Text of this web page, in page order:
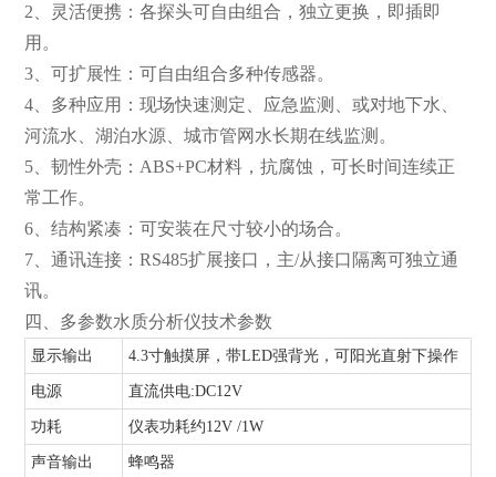
2、灵活便携：各探头可自由组合，独立更换，即插即
用。
3、可扩展性：可自由组合多种传感器。
4、多种应用：现场快速测定、应急监测、或对地下水、
河流水、湖泊水源、城市管网水长期在线监测。
5、韧性外壳：ABS+PC材料，抗腐蚀，可长时间连续正
常工作。
6、结构紧凑：可安装在尺寸较小的场合。
7、通讯连接：RS485扩展接口，主/从接口隔离可独立通
讯。
四、多参数水质分析仪技术参数
显示输出 4.3寸触摸屏，带LED强背光，可阳光直射下操作
电源 直流供电:DC12V
功耗 仪表功耗约12V /1W
声音输出 蜂鸣器